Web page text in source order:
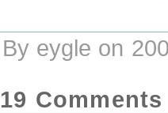
By eygle on
19 Comments